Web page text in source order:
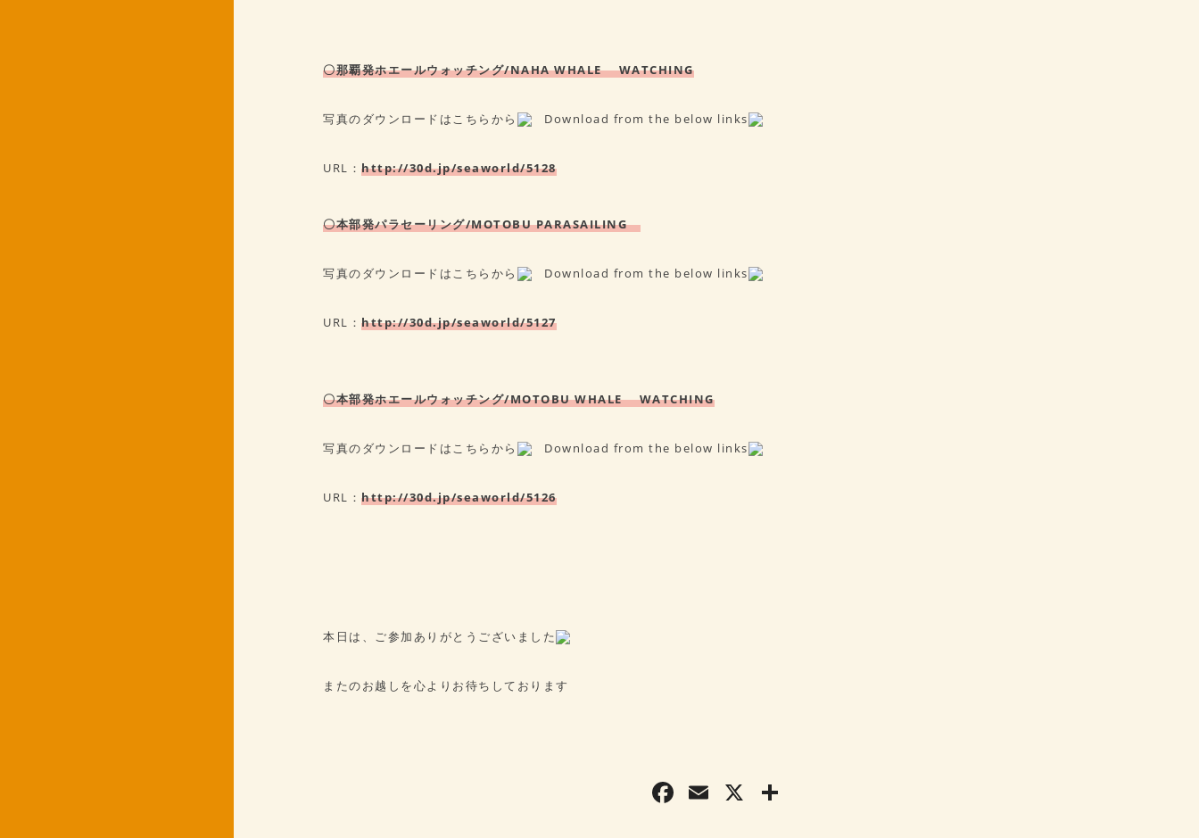
〇那覇発ホエールウォッチング/NAHA WHALE WATCHING
写真のダウンロードはこちらから Download from the below links
URL： http://30d.jp/seaworld/5128
〇本部発パラセーリング/MOTOBU PARASAILING
写真のダウンロードはこちらから Download from the below links
URL： http://30d.jp/seaworld/5127
〇本部発ホエールウォッチング/MOTOBU WHALE WATCHING
写真のダウンロードはこちらから Download from the below links
URL： http://30d.jp/seaworld/5126
本日は、ご参加ありがとうございました
またのお越しを心よりお待ちしております
F E X